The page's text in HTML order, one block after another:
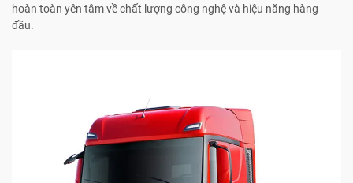
hoàn toàn yên tâm về chất lượng công nghệ và hiệu năng hàng
đầu.